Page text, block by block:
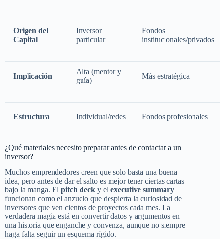
Origen del
Capital
Inversor
particular
Fondos
institucionales/privados
Implicación
Alta (mentor y
guía)
Más estratégica
Estructura Individual/redes Fondos profesionales
¿Qué materiales necesito preparar antes de contactar a un
inversor?
Muchos emprendedores creen que solo basta una buena
idea, pero antes de dar el salto es mejor tener ciertas cartas
bajo la manga. El pitch deck y el executive summary
funcionan como el anzuelo que despierta la curiosidad de
inversores que ven cientos de proyectos cada mes. La
verdadera magia está en convertir datos y argumentos en
una historia que enganche y convenza, aunque no siempre
haga falta seguir un esquema rígido.